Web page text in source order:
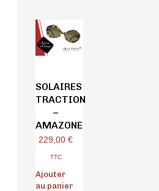
SOLAIRES
TRACTION
–
AMAZONE
229,00 €
TTC
Ajouter
au panier